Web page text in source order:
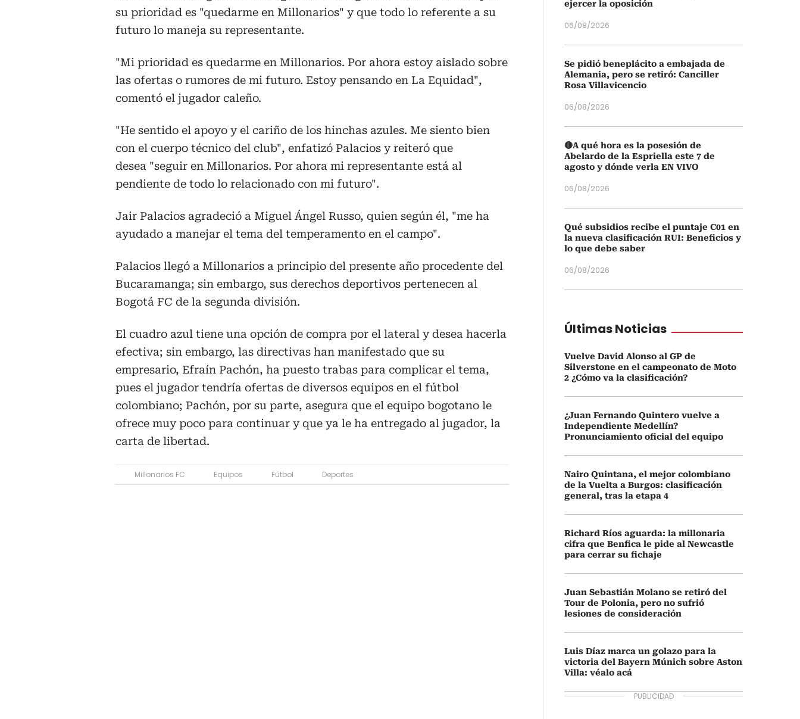
su prioridad es "quedarme en Millonarios" y que todo lo referente a su
futuro lo maneja su representante.
"Mi prioridad es quedarme en Millonarios. Por ahora estoy aislado sobre
las ofertas o rumores de mi futuro. Estoy pensando en La Equidad",
comentó el jugador caleño.
"He sentido el apoyo y el cariño de los hinchas azules. Me siento bien
con el cuerpo técnico del club", enfatizó Palacios y reiteró que
desea "seguir en Millonarios. Por ahora mi representante está al
pendiente de todo lo relacionado con mi futuro".
Jair Palacios agradeció a Miguel Ángel Russo, quien según él, "me ha
ayudado a manejar el tema del temperamento en el campo".
Palacios llegó a Millonarios a principio del presente año procedente del
Bucaramanga; sin embargo, sus derechos deportivos pertenecen al
Bogotá FC de la segunda división.
El cuadro azul tiene una opción de compra por el lateral y desea hacerla
efectiva; sin embargo, las directivas han manifestado que su
empresario, Efraín Pachón, ha puesto trabas para complicar el tema,
pues el jugador tendría ofertas de diversos equipos en el fútbol
colombiano; Pachón, por su parte, asegura que el equipo bogotano le
ofrece muy poco para continuar y que ya le ha entregado al jugador, la
carta de libertad.
Millonarios FC Equipos Fútbol Deportes
ejercer la oposición
06/08/2026
Se pidió beneplácito a embajada de
Alemania, pero se retiró: Canciller
Rosa Villavicencio
06/08/2026
🔴A qué hora es la posesión de
Abelardo de la Espriella este 7 de
agosto y dónde verla EN VIVO
06/08/2026
Qué subsidios recibe el puntaje C01 en
la nueva clasificación RUI: Beneficios y
lo que debe saber
06/08/2026
Últimas Noticias
Vuelve David Alonso al GP de
Silverstone en el campeonato de Moto
2 ¿Cómo va la clasificación?
¿Juan Fernando Quintero vuelve a
Independiente Medellín?
Pronunciamiento oficial del equipo
Nairo Quintana, el mejor colombiano
de la Vuelta a Burgos: clasificación
general, tras la etapa 4
Richard Ríos aguarda: la millonaria
cifra que Benfica le pide al Newcastle
para cerrar su fichaje
Juan Sebastián Molano se retiró del
Tour de Polonia, pero no sufrió
lesiones de consideración
Luis Díaz marca un golazo para la
victoria del Bayern Múnich sobre Aston
Villa: véalo acá